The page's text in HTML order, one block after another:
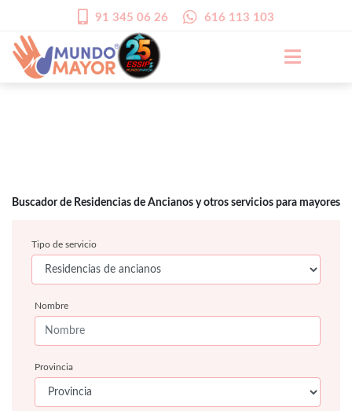
91 345 06 26 616 113 103
Buscador de Residencias de Ancianos y otros servicios para mayores
Tipo de servicio
Nombre
Provincia